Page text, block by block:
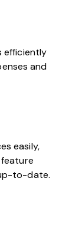
efficiently
and
easily,
feature
to-date.